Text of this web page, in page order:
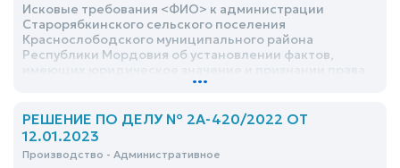
Исковые требования <ФИО> к администрации
Старорябкинского сельского поселения
Краснослободского муниципального района
Республики Мордовия об установлении фактов,
собственности на недвижимое имущество в порядке
...
РЕШЕНИЕ ПО ДЕЛУ № 2А-420/2022 ОТ
12.01.2023
Производство - Административное